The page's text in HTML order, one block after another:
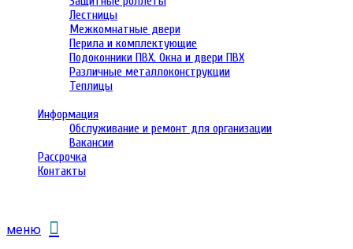
Лестницы
Межкомнатные двери
Перила и комплектующие
Подоконники ПВХ. Окна и двери ПВХ
Различные металлоконструкции
Теплицы
Информация
Обслуживание и ремонт для организации
Вакансии
Рассрочка
Контакты
меню